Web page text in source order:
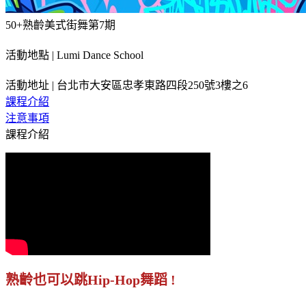
50+熟齡美式街舞第7期
活動地點 | Lumi Dance School
活動地址 | 台北市大安區忠孝東路四段250號3樓之6
課程介紹
注意事項
課程介紹
熟齡也可以跳Hip-Hop舞蹈 !